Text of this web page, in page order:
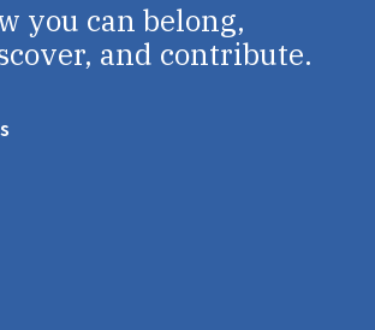
you can belong,
and contribute.